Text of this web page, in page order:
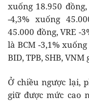
xuống 18.950
-4,3% xuống
45.000 đồng, VRE -
là BCM -3,1% xuống
BID, TPB, SHB,
Ở chiều ngược lại,
giữ được mức cao